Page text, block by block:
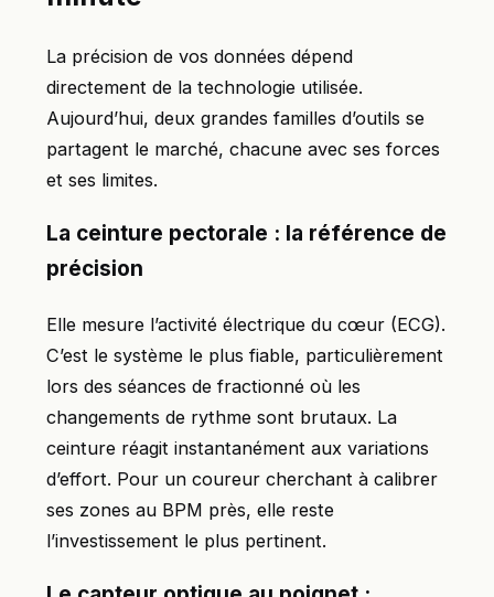
La précision de vos données dépend
directement de la technologie utilisée.
Aujourd’hui, deux grandes familles d’outils se
partagent le marché, chacune avec ses forces
et ses limites.
La ceinture pectorale : la référence de
précision
Elle mesure l’activité électrique du cœur (ECG).
C’est le système le plus fiable, particulièrement
lors des séances de fractionné où les
changements de rythme sont brutaux. La
ceinture réagit instantanément aux variations
d’effort. Pour un coureur cherchant à calibrer
ses zones au BPM près, elle reste
l’investissement le plus pertinent.